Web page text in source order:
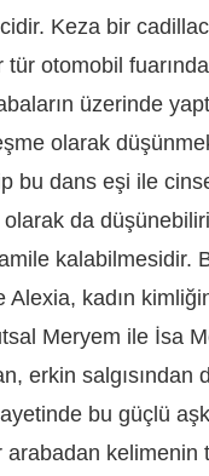
Keza bir
otomobil
üzerinde
olarak
bu dans eşi ile
da
kalabilmesidir.
kadın
Meryem ile İsa
erkin salgısından
bu güçlü
kelimenin